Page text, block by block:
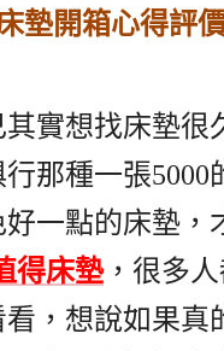
其實想找床墊很
那種一張
一點的床墊，
得床墊，很多
，想說如果